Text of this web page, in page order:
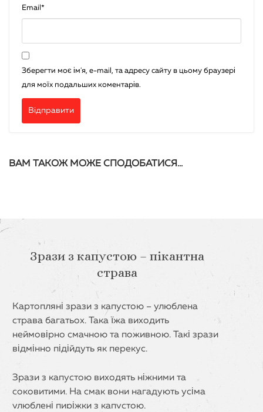
Email *
Зберегти моє ім'я, e-mail, та адресу сайту в цьому браузері
для моїх подальших коментарів.
ВАМ ТАКОЖ МОЖЕ СПОДОБАТИСЯ…
Зрази з капустою – пікантна
страва
Картопляні зрази з капустою – улюблена
страва багатьох. Така їжа виходить
неймовірно смачною та поживною. Такі зрази
відмінно підійдуть як перекуc.
Зрази з капустою виходять ніжними та
соковитими. На смак вони нагадують усіма
улюблені пиріжки з капустою.